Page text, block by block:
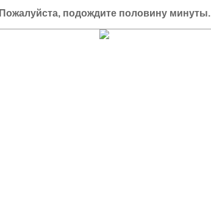
Пожалуйста, подождите половину минуты.